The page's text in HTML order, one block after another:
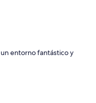
entorno fantástico y